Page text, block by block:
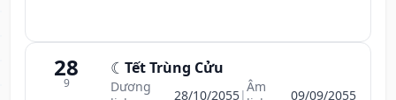
28
9
☾ Tết Trùng Cửu
Dương
28/10/2055|Âm
09/09/2055